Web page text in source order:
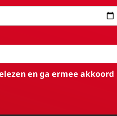
en ga ermee akkoord